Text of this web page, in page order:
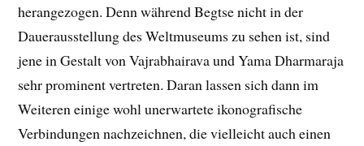
herangezogen. Denn während Begtse nicht in der
Dauerausstellung des Weltmuseums zu sehen ist, sind
jene in Gestalt von Vajrabhairava und Yama Dharmaraja
sehr prominent vertreten. Daran lassen sich dann im
Weiteren einige wohl unerwartete ikonografische
Verbindungen nachzeichnen, die vielleicht auch einen